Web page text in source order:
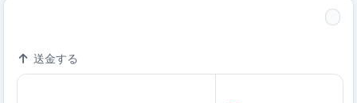
送金する